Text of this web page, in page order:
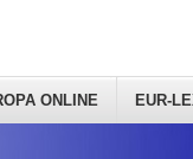
ONLINE EUR-